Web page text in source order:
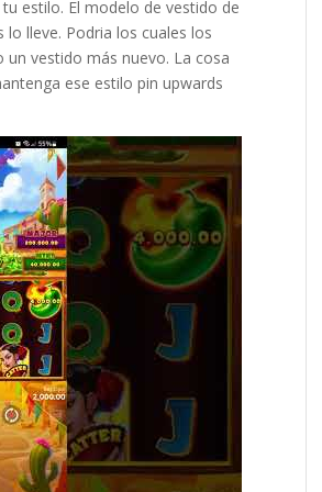
estilo. El modelo de vestido de
lleve. Podria los cuales los
vestido más nuevo. La cosa
ese estilo pin upwards